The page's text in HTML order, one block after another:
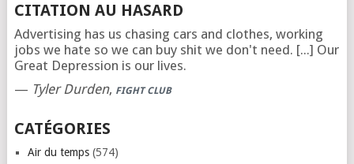
CITATION AU HASARD
Advertising has us chasing cars and clothes, working
jobs we hate so we can buy shit we don't need. [...] Our
Great Depression is our lives.
— Tyler Durden, FIGHT CLUB
CATÉGORIES
Air du temps(574)